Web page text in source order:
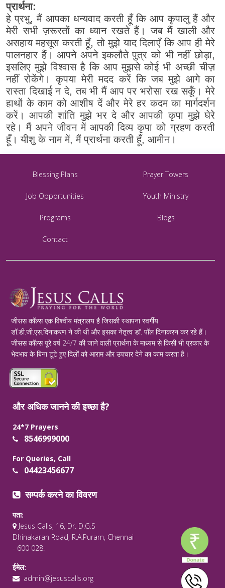
प्रार्थना:
हे प्रभु, मैं आपका धन्यवाद करती हूँ कि आप कृपालु हैं और
मेरी सभी ज़रूरतों का ध्यान रखते हैं। जब मैं खाली और
असहाय महसूस करती हूँ, तो मुझे याद दिलाएँ कि आप ही मेरे
पालनहार हैं। आपने अपने इकलौते पुत्र को भी नहीं छोड़ा,
इसलिए मुझे विश्वास है कि आप मुझसे कोई भी अच्छी चीज़
नहीं रोकेंगे। कृपया मेरी मदद करें कि जब मुझे आगे का
रास्ता दिखाई न दे, तब भी मैं आप पर भरोसा रख सकूँ। मेरे
हाथों के काम को आशीष दें और मेरे हर कदम का मार्गदर्शन
करें। आपकी शांति मुझे भर दे और आपकी कृपा मुझे घेरे
रहे। मैं अपने जीवन में आपकी दिव्य कृपा को ग्रहण करती
हूँ। यीशु के नाम में, मैं प्रार्थना करती हूँ, आमीन।
Blessing Plans Prayer Towers
Job Opportunities Youth Ministry
Programs Blogs
Contact
जीसस कॉल्स एक विश्वीय मंत्रालय है जिसकी स्थापना स्वर्गीय
डॉ.डी.जी.एस.दिनाकरण ने की थी और इसका नेतृत्व डॉ. पॉल दिनाकरन कर रहे हैं।
जीसस कॉल्स पूरे वर्ष 24/7 की जाने वाली प्रार्थना के माध्यम से किसी भी प्रकार के
भेदभाव के बिना टूटे हुए दिलों को आराम और उपचार देने का काम करता है।
और अधिक जानने की इच्छा है?
24*7 Prayers
8546999000
For Queries, Call
04423456677
सम्पर्क करने का विवरण
पता:
Jesus Calls, 16, Dr. D.G.S
Dhinakaran Road, R.A.Puram, Chennai
- 600 028.
ईमेल:
admin@jesuscalls.org